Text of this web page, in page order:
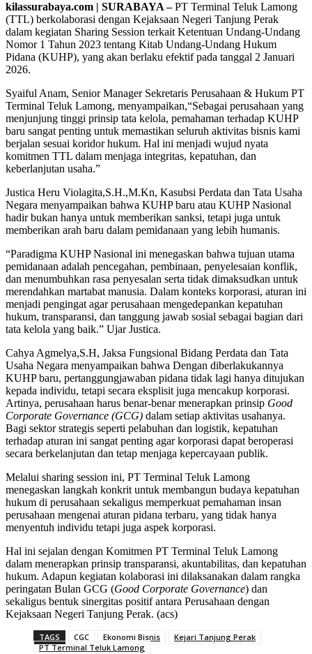
kilassurabaya.com | SURABAYA –PT Terminal Teluk Lamong
(TTL) berkolaborasi dengan Kejaksaan Negeri Tanjung Perak
dalam kegiatan Sharing Session terkait Ketentuan Undang-Undang
Nomor 1 Tahun 2023 tentang Kitab Undang-Undang Hukum
Pidana (KUHP), yang akan berlaku efektif pada tanggal 2 Januari
2026.
Syaiful Anam, Senior Manager Sekretaris Perusahaan & Hukum PT
Terminal Teluk Lamong, menyampaikan,“Sebagai perusahaan yang
menjunjung tinggi prinsip tata kelola, pemahaman terhadap KUHP
baru sangat penting untuk memastikan seluruh aktivitas bisnis kami
berjalan sesuai koridor hukum. Hal ini menjadi wujud nyata
komitmen TTL dalam menjaga integritas, kepatuhan, dan
keberlanjutan usaha.”
Justica Heru Violagita,S.H.,M.Kn, Kasubsi Perdata dan Tata Usaha
Negara menyampaikan bahwa KUHP baru atau KUHP Nasional
hadir bukan hanya untuk memberikan sanksi, tetapi juga untuk
memberikan arah baru dalam pemidanaan yang lebih humanis.
“Paradigma KUHP Nasional ini menegaskan bahwa tujuan utama
pemidanaan adalah pencegahan, pembinaan, penyelesaian konflik,
dan menumbuhkan rasa penyesalan serta tidak dimaksudkan untuk
merendahkan martabat manusia. Dalam konteks korporasi, aturan ini
menjadi pengingat agar perusahaan mengedepankan kepatuhan
hukum, transparansi, dan tanggung jawab sosial sebagai bagian dari
tata kelola yang baik.” Ujar Justica.
Cahya Agmelya,S.H, Jaksa Fungsional Bidang Perdata dan Tata
Usaha Negara menyampaikan bahwa Dengan diberlakukannya
KUHP baru, pertanggungjawaban pidana tidak lagi hanya ditujukan
kepada individu, tetapi secara eksplisit juga mencakup korporasi.
Artinya, perusahaan harus benar-benar menerapkan prinsip Good
Corporate Governance (GCG) dalam setiap aktivitas usahanya.
Bagi sektor strategis seperti pelabuhan dan logistik, kepatuhan
terhadap aturan ini sangat penting agar korporasi dapat beroperasi
secara berkelanjutan dan tetap menjaga kepercayaan publik.
Melalui sharing session ini, PT Terminal Teluk Lamong
menegaskan langkah konkrit untuk membangun budaya kepatuhan
hukum di perusahaan sekaligus memperkuat pemahaman insan
perusahaan mengenai aturan pidana terbaru, yang tidak hanya
menyentuh individu tetapi juga aspek korporasi.
Hal ini sejalan dengan Komitmen PT Terminal Teluk Lamong
dalam menerapkan prinsip transparansi, akuntabilitas, dan kepatuhan
hukum. Adapun kegiatan kolaborasi ini dilaksanakan dalam rangka
peringatan Bulan GCG (Good Corporate Governance) dan
sekaligus bentuk sinergitas positif antara Perusahaan dengan
Kejaksaan Negeri Tanjung Perak. (acs)
TAGS CGC Ekonomi Bisnis
Kejari Tanjung Perak
PT Terminal Teluk Lamong